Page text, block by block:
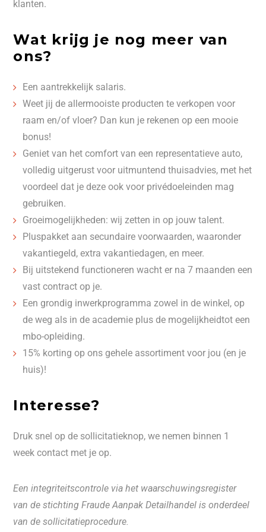
klanten.
Wat krijg je nog meer van
ons?
Een aantrekkelijk salaris.
Weet jij de allermooiste producten te verkopen voor
raam en/of vloer? Dan kun je rekenen op een mooie
bonus!
Geniet van het comfort van een representatieve auto,
volledig uitgerust voor uitmuntend thuisadvies, met het
voordeel dat je deze ook voor privédoeleinden mag
gebruiken.
Groeimogelijkheden: wij zetten in op jouw talent.
Pluspakket aan secundaire voorwaarden, waaronder
vakantiegeld, extra vakantiedagen, en meer.
Bij uitstekend functioneren wacht er na 7 maanden een
vast contract op je.
Een grondig inwerkprogramma zowel in de winkel, op
de weg als in de academie plus de mogelijkheidtot een
mbo-opleiding.
15% korting op ons gehele assortiment voor jou (en je
huis)!
Interesse?
Druk snel op de sollicitatieknop, we nemen binnen 1
week contact met je op.
Een integriteitscontrole via het waarschuwingsregister
van de stichting Fraude Aanpak Detailhandel is onderdeel
van de sollicitatieprocedure.